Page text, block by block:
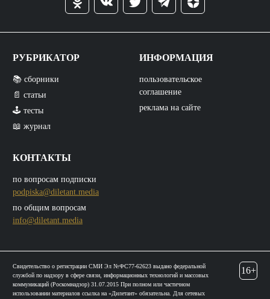
РУБРИКАТОР
📚 сборники
📄 статьи
🕹️ тесты
📖 журнал
КОНТАКТЫ
по вопросам подписки
podpiska@diletant.media
по общим вопросам
info@diletant.media
ИНФОРМАЦИЯ
пользовательское
соглашение
реклама на сайте
Свидетельство о регистрации СМИ Эл №ФС77-62623 выдано федеральной
службой по надзору в сфере связи, информационных технологий и массовых
коммуникаций (Роскомнадзор) 31.07.2015 При полном или частичном
использовании материалов ссылка на «Дилетант» обязательна. Для сетевых
16+